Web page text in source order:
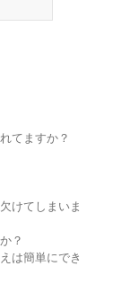
てますか？
けてしまいま
？
は簡単にでき